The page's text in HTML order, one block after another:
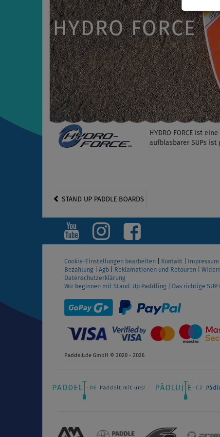
HYDRO FORCE ist
aufblasbarer SUPs ist
STAND UP PADDLE BOARDS
Cookie-Einstellungen bearbeiten Kontakt Impressum
Bezahlung
Agb Reklamationen und Retouren
Datenschutzerklärung
Wir beginnen mit Stand-Up Paddling
Das richtige
Paddelt.de GmbH © 2020 - 2026